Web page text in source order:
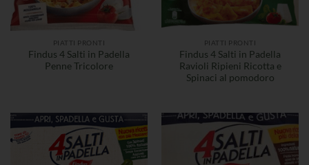
PIATTI PRONTI
Findus 4 Salti in Padella
Penne Tricolore
PIATTI PRONTI
Findus 4 Salti in Padella
Ravioli Ripieni Ricotta e
Spinaci al pomodoro